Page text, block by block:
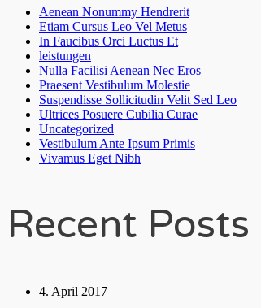
Aenean Nonummy Hendrerit
Etiam Cursus Leo Vel Metus
In Faucibus Orci Luctus Et
leistungen
Nulla Facilisi Aenean Nec Eros
Praesent Vestibulum Molestie
Suspendisse Sollicitudin Velit Sed Leo
Ultrices Posuere Cubilia Curae
Uncategorized
Vestibulum Ante Ipsum Primis
Vivamus Eget Nibh
Recent Posts
4. April 2017